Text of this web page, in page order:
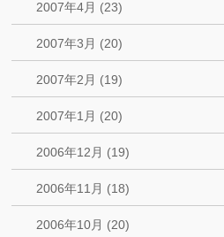
2007年4月 (23)
2007年3月 (20)
2007年2月 (19)
2007年1月 (20)
2006年12月 (19)
2006年11月 (18)
2006年10月 (20)